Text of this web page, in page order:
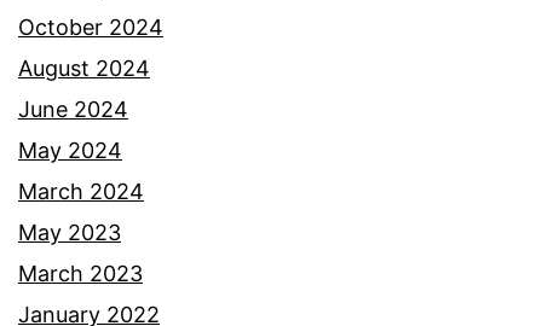
October 2024
August 2024
June 2024
May 2024
March 2024
May 2023
March 2023
January 2022